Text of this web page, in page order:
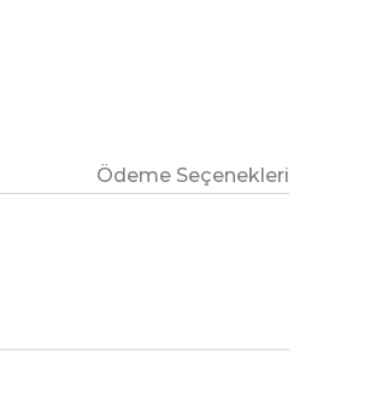
Ödeme Seçenekleri